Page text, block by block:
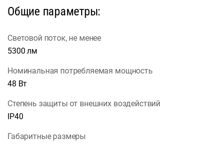
Общие параметры:
Световой поток, не менее
5300 лм
Номинальная потребляемая мощность
48 Вт
Степень защиты от внешних воздействий
IP40
Габаритные размеры